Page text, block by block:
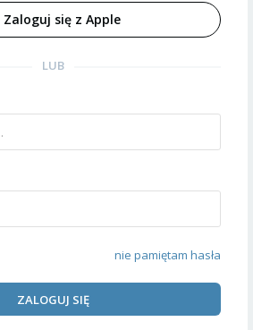
Zaloguj się z Apple
LUB
nie pamiętam hasła
ZALOGUJ SIĘ